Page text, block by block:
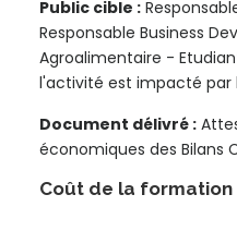
Public cible :
Responsable Business
Agroalimentaire -
l'activité est impacté par
Document délivré :
économiques des Bilans
Coût de la formation